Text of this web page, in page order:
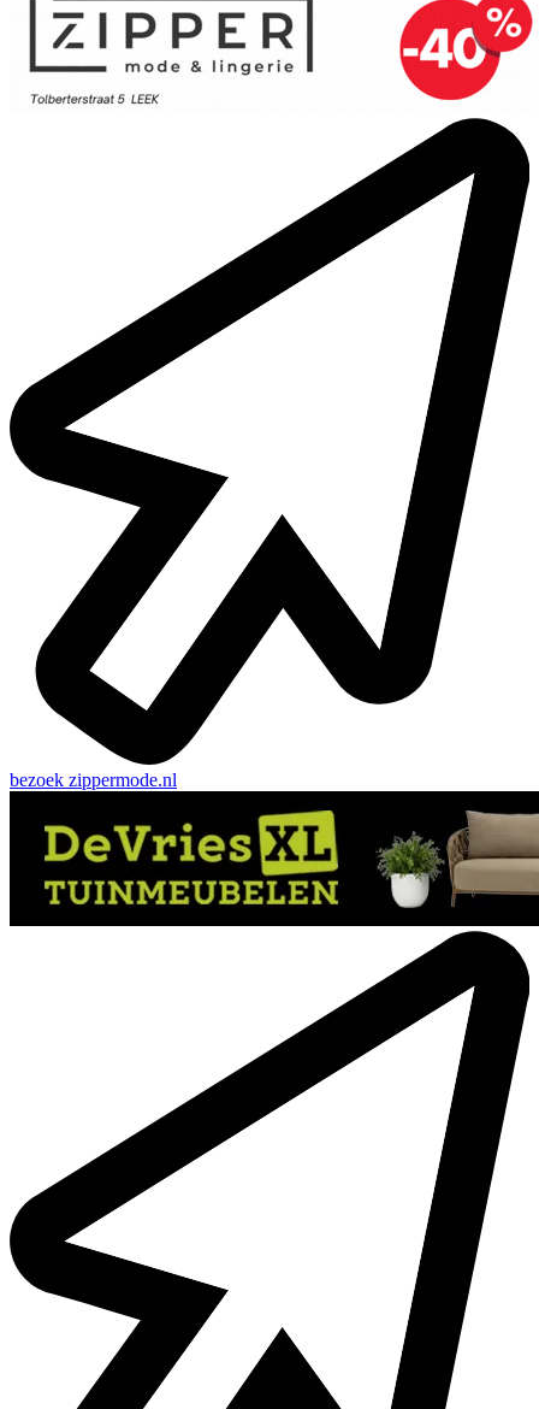
bezoek zippermode.nl